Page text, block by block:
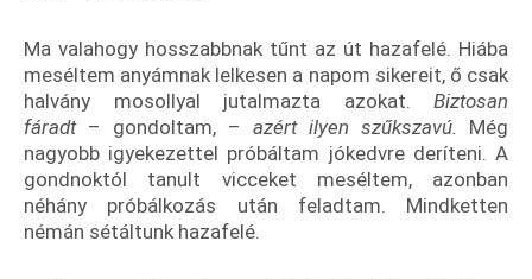
Ma valahogy hosszabbnak tűnt az út hazafelé. Hiába
meséltem anyámnak lelkesen a napom sikereit, ő csak
halvány mosollyal jutalmazta azokat. Biztosan
fáradt– gondoltam, – azért ilyen szűkszavú. Még
nagyobb igyekezettel próbáltam jókedvre deríteni. A
gondnoktól tanult vicceket meséltem, azonban
néhány próbálkozás után feladtam. Mindketten
némán sétáltunk hazafelé.